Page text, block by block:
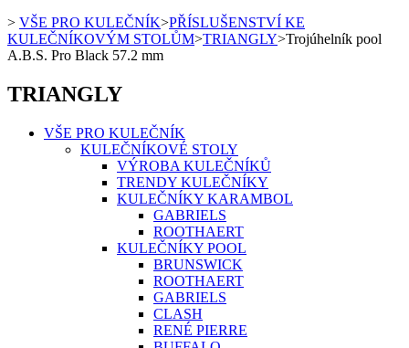
> VŠE PRO KULEČNÍK>PŘÍSLUŠENSTVÍ KE
KULEČNÍKOVÝM STOLŮM>TRIANGLY>Trojúhelník pool
A.B.S. Pro Black 57.2 mm
TRIANGLY
VŠE PRO KULEČNÍK
KULEČNÍKOVÉ STOLY
VÝROBA KULEČNÍKŮ
TRENDY KULEČNÍKY
KULEČNÍKY KARAMBOL
GABRIELS
ROOTHAERT
KULEČNÍKY POOL
BRUNSWICK
ROOTHAERT
GABRIELS
CLASH
RENÉ PIERRE